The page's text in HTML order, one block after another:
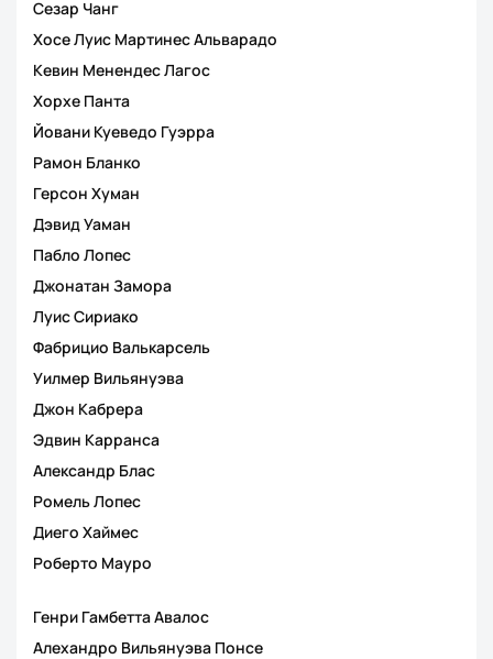
Сезар Чанг
Хосе Луис Мартинес Альварадо
Кевин Менендес Лагос
Хорхе Панта
Йовани Куеведо Гуэрра
Рамон Бланко
Герсон Хуман
Дэвид Уаман
Пабло Лопес
Джонатан Замора
Луис Сириако
Фабрицио Валькарсель
Уилмер Вильянуэва
Джон Кабрера
Эдвин Карранса
Александр Блас
Ромель Лопес
Диего Хаймес
Роберто Мауро
Генри Гамбетта Авалос
Алехандро Вильянуэва Понсе